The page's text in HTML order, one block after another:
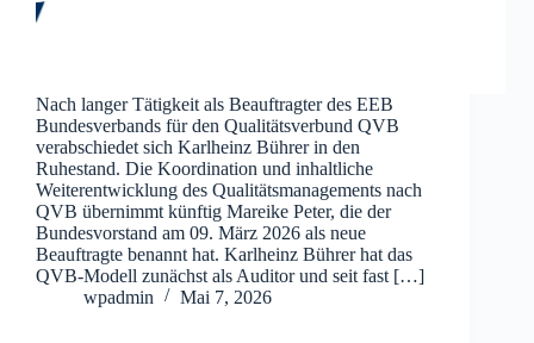
Nach langer Tätigkeit als Beauftragter des EEB
Bundesverbands für den Qualitätsverbund QVB
verabschiedet sich Karlheinz Bührer in den
Ruhestand. Die Koordination und inhaltliche
Weiterentwicklung des Qualitätsmanagements nach
QVB übernimmt künftig Mareike Peter, die der
Bundesvorstand am 09. März 2026 als neue
Beauftragte benannt hat. Karlheinz Bührer hat das
QVB-Modell zunächst als Auditor und seit fast […]
wpadmin
Mai 7, 2026